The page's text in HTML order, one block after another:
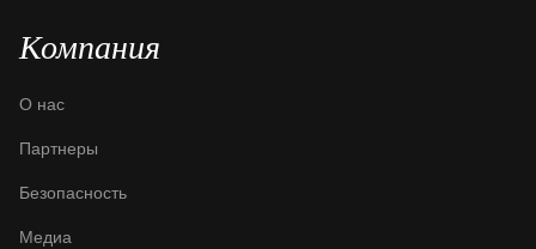
Компания
О нас
Партнеры
Безопасность
Медиа